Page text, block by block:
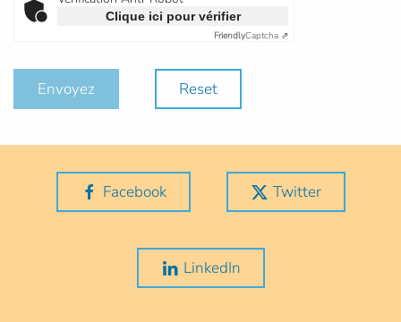
Clique ici pour vérifier
FriendlyCaptcha ⇗
Envoyez Reset
Facebook Twitter
LinkedIn